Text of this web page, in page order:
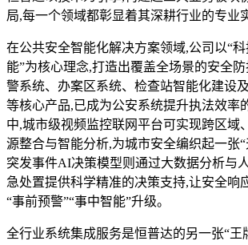
局,每一个领域都彰显着其深耕行业的专业
在公共安全智能化解决方案领域,公司以“
能”为核心理念,打造出覆盖全场景的安全
警系统、办案区系统、检查站智能化建设
等核心产品,已成为公安系统提升执法效率
中,城市级视频监控联网平台可实现跨区域
源整合与智能分析,为城市安全编织起一张
突发事件AI决策模型则通过大数据分析与
急处置提供科学精准的决策支持,让安全响
“事前预警”“事中智能”升级。
全行业系统集成服务是恒普达的另一张“王